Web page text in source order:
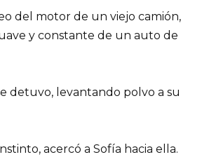
del motor de un viejo camión,
y constante de un auto de
detuvo, levantando polvo a su
acercó a Sofía hacia ella.